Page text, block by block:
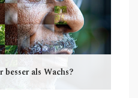
als Wachs?